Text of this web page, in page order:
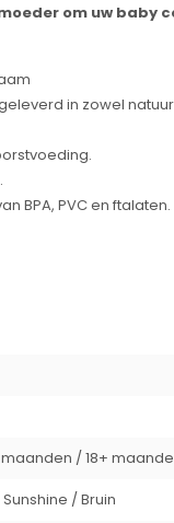
om uw baby
in zowel
BPA, PVC en ftalaten.
voor de kinderen die
/ 18+
/ Bruin